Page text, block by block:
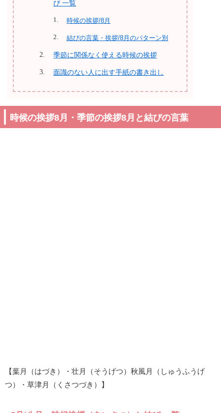
び 一覧
時候の挨拶/8月
結びの言葉・挨拶/8月のパターン別
季節に関係なく使える時候の挨拶
面識のない人に出す手紙の書き出し
時候の挨拶8月・季節の挨拶8月と結びの言葉
【葉月（はづき）・壮月（そうげつ）秋風月（しゅうふうげ
つ）・草津月（くさつづき）】